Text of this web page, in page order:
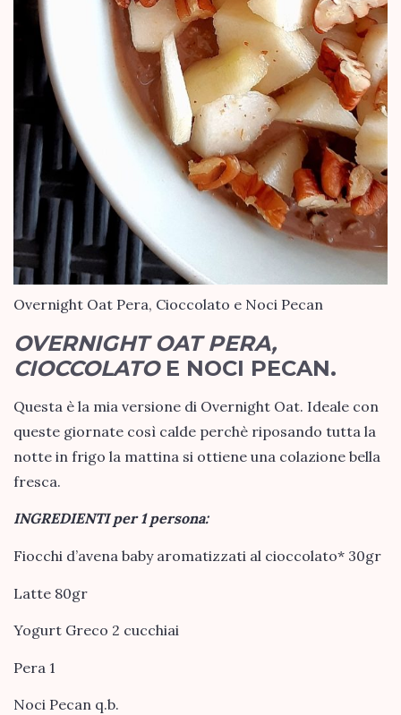
Overnight Oat Pera, Cioccolato e Noci Pecan
OVERNIGHT OAT PERA,
CIOCCOLATOE NOCI PECAN.
Questa è la mia versione di Overnight Oat. Ideale con
queste giornate così calde perchè riposando tutta la
notte in frigo la mattina si ottiene una colazione bella
fresca.
INGREDIENTI per 1 persona:
Fiocchi d’avena baby aromatizzati al cioccolato* 30gr
Latte 80gr
Yogurt Greco 2 cucchiai
Pera 1
Noci Pecan q.b.